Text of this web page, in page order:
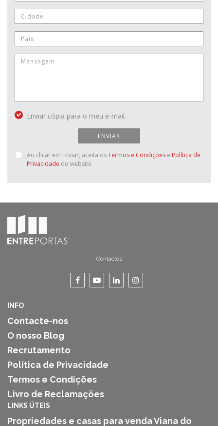
Enviar cópia para o meu e-mail.
ENVIAR
Ao clicar em Enviar, aceita osTermos e Condições e Política de
Privacidade do website
Contactos
INFO
Contacte-nos
O nosso Blog
Recrutamento
Política de Privacidade
Termos e Condições
Livro de Reclamações
LINKS ÚTEIS
Propriedades e casas para venda Viana do